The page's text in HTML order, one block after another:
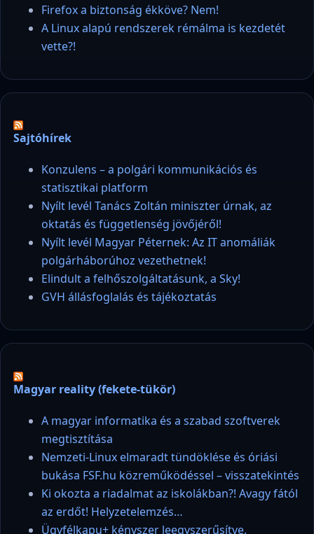
Firefox a biztonság ékköve? Nem!
A Linux alapú rendszerek rémálma is kezdetét
vette?!
Sajtóhírek
Konzulens – a polgári kommunikációs és
statisztikai platform
Nyílt levél Tanács Zoltán miniszter úrnak, az
oktatás és függetlenség jövőjéről!
Nyílt levél Magyar Péternek: Az IT anomáliák
polgárháborúhoz vezethetnek!
Elindult a felhőszolgáltatásunk, a Sky!
GVH állásfoglalás és tájékoztatás
Magyar reality (fekete-tükör)
A magyar informatika és a szabad szoftverek
megtisztítása
Nemzeti-Linux elmaradt tündöklése és óriási
bukása FSF.hu közreműködéssel – visszatekintés
Ki okozta a riadalmat az iskolákban?! Avagy fától
az erdőt! Helyzetelemzés…
Ügyfélkapu+ kényszer leegyszerűsítve,